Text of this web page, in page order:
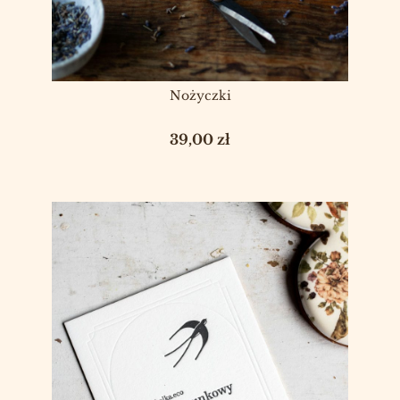
Nożyczki
Cena
39,00 zł